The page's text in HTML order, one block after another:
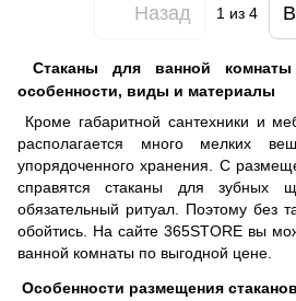
Назад 1 из 4
Стаканы для ванной
особенности, виды и материалы
Кроме габаритной сантехники и
располагается много мелких
упорядоченного хранения. С
справятся стаканы для зубных
обязательный ритуал. Поэтому без
обойтись. На сайте 365STORE вы
ванной комнаты по выгодной цене.
Особенности размещения